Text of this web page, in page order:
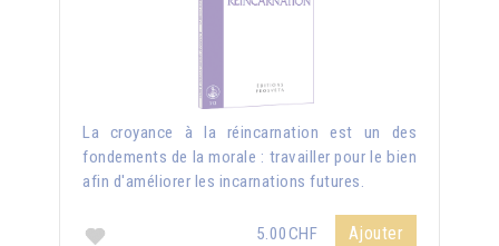
La croyance à la réincarnation est un des
fondements de la morale : travailler pour le bien
afin d'améliorer les incarnations futures.
5.00CHF Ajouter